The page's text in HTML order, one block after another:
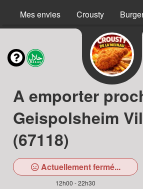
Mes envies Crousty
A emporter
Geispolsheim
(67118)
Actuellement fermé...
12h00 - 22h30